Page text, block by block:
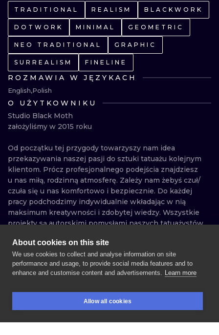
TRADITIONAL REALISM BLACKWORK
DOTWORK MINIMAL GEOMETRIC
NEO TRADITIONAL GRAPHIC
SURREALISM FINELINE
ROZMAWIA W JĘZYKACH
English Polish
O UŻYTKOWNIKU
Studio Black Moth
założyliśmy w 2015 roku
Od początku tej przygody towarzyszy nam idea
przekazywania naszej pasji do sztuki tatuażu kolejnym
klientom. Prócz profesjonalnego podejścia znajdziesz
u nas miłą, rodzinną atmosferę. Zależy nam żebyś czuł/
czuła się u nas komfortowo i bezpiecznie. Do każdej
pracy podchodzimy indywidualnie wkładając w nią
maksimum kreatywności i zdobytej wiedzy. Wszystkie
projekty są autorskimi pomysłami naszych tatuażystów
będzie niepowtarzalny. Tworzymy prace w całej gamie
stylów i technik, od dotworku, oldschoolu przez
linework, neotraditional po mikro-realizm i realizm.
Oferujemy również możliwość wykonania przekłuć
popiera wieloma certyfikatami. Twoje bezpieczeństwo
jest dla nas priorytetem więc możesz być pewny/a, ze
TATUAŻE
WOLNE
WZORY
ZOBACZ ZOBACZ
ZOBACZ ZOBACZ
ZOBACZ
Regulamin Regulamin dla Artystów
Znajdź artystę Kontakt
About cookies on this site
We use cookies to collect and analyse information on site
performance and usage, to provide social media features and to
enhance and customise content and advertisements. Learn more
Allow all cookies